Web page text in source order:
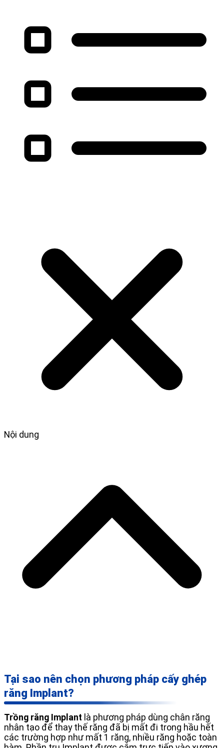
Nội dung
Tại sao nên chọn phương pháp cấy ghép
răng Implant?
Trồng răng Implant là phương pháp dùng chân răng
nhân tạo để thay thế răng đã bị mất đi trong hầu hết
các trường hợp như mất 1 răng, nhiều răng hoặc toàn